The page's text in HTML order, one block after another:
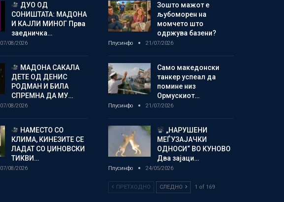
ДУО ОД
СОНИШТАТА: МАДОНА
И КАЈЛИ МИНОГ Прва
заедничка…
07/08/2026
МАДОНА САКАЛА
ДЕТЕ ОД ДЕНИС
РОДМАН И БИЛА
СПРЕМНА ДА МУ…
07/08/2026
НАМЕСТО СО
КЛИМА, КИНЕЗИТЕ СЕ
ЛАДАТ СО ЏИНОВСКИ
ТИКВИ…
07/08/2026
Зошто мажот е
љубоморен на
момчето што
одржува базени?
Плусинфо 21/07/2026
Само македонски
танкер успеал да
помине низ
Ормускиот…
Плусинфо 21/07/2026
„НАРУШЕНИ
МЕЃУЗАЈАЧКИ
ОДНОСИ“ ВО КУНОВО
Два зајаци…
Плусинфо 24/05/2026
ПРЕТХОДНО СЛЕДНО 1 of 169